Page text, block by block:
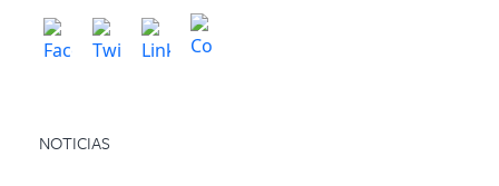
NOTICIAS